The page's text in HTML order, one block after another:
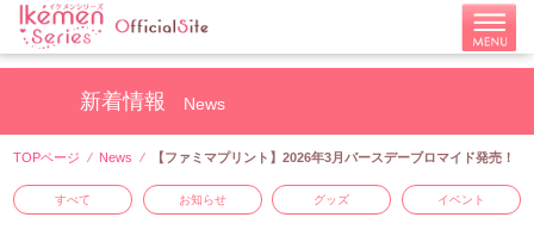
新着情報 News
TOPページ News 【ファミマプリント】2026年3月バースデーブロマイド発売！
すべて お知らせ グッズ イベント